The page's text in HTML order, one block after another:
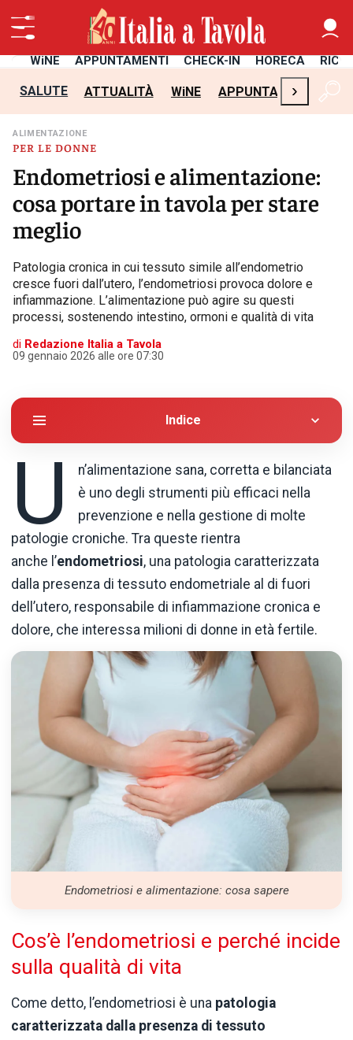
WiNE APPUNTAMENTI CHECK-IN HORECA
SALUTE ATTUALITÀ WiNE APPUNTAMENTI
›
PER LE DONNE
ALIMENTAZIONE
Endometriosi e alimentazione:
cosa portare in tavola per stare
meglio
Patologia cronica in cui tessuto simile all’endometrio
cresce fuori dall’utero, l’endometriosi provoca dolore e
infiammazione. L’alimentazione può agire su questi
processi, sostenendo intestino, ormoni e qualità di vita
di Redazione Italia a Tavola
09 gennaio 2026 alle ore 07:30
Indice
U
n’alimentazione sana, corretta e bilanciata
è uno degli strumenti più efficaci nella
prevenzione e nella gestione di molte
patologie croniche. Tra queste rientra
anche l’endometriosi, una patologia caratterizzata
dalla presenza di tessuto endometriale al di fuori
dell’utero, responsabile di infiammazione cronica e
dolore, che interessa milioni di donne in età fertile.
Endometriosi e alimentazione: cosa sapere
Cos’è l’endometriosi e perché incide
sulla qualità di vita
Come detto, l’endometriosi è una patologia
caratterizzata dalla presenza di tessuto